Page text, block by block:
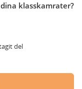
klasskamrater?
del